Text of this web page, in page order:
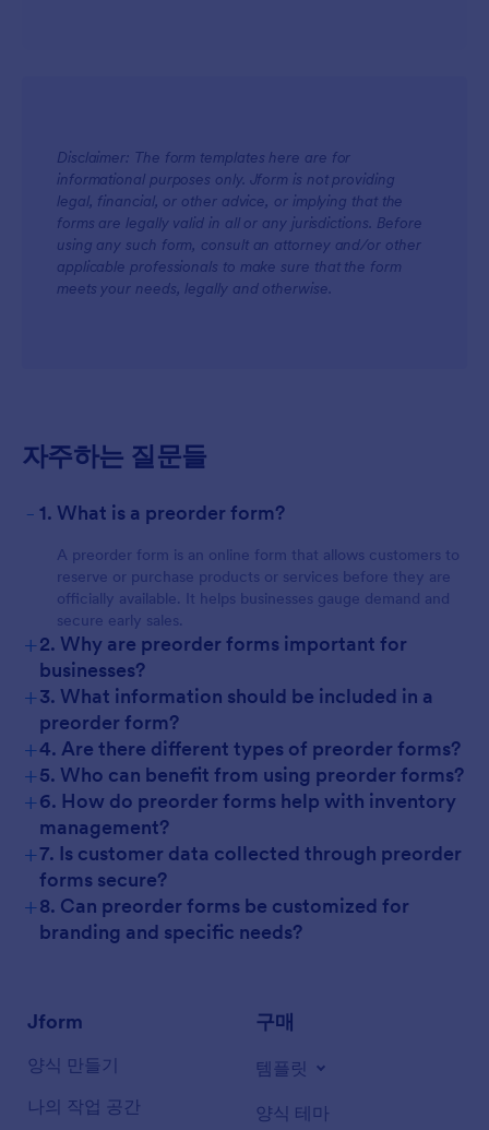
Disclaimer: The form templates here are for
informational purposes only. Jform is not providing
legal, financial, or other advice, or implying that the
forms are legally valid in all or any jurisdictions. Before
using any such form, consult an attorney and/or other
applicable professionals to make sure that the form
meets your needs, legally and otherwise.
자주하는 질문들
- 1. What is a preorder form?
A preorder form is an online form that allows customers to
reserve or purchase products or services before they are
officially available. It helps businesses gauge demand and
secure early sales.
+2. Why are preorder forms important for
businesses?
+3. What information should be included in a
preorder form?
+4. Are there different types of preorder forms?
+5. Who can benefit from using preorder forms?
+6. How do preorder forms help with inventory
management?
+7. Is customer data collected through preorder
forms secure?
+8. Can preorder forms be customized for
branding and specific needs?
Jform
양식 만들기
나의 작업 공간
구매
템플릿
양식 테마